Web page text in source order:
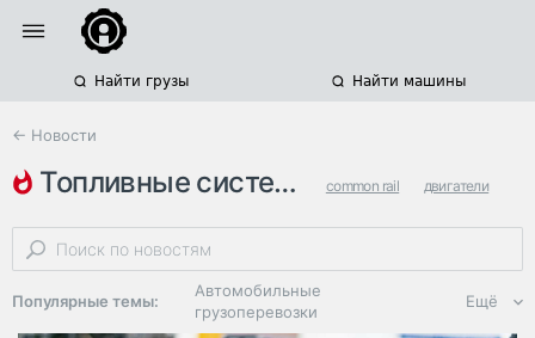
Найти грузы Найти машины
← Новости
топливные системы common rail двигатели
производство автокомпонентов
Популярные темы:
Автомобильные
грузоперевозки
Ещё